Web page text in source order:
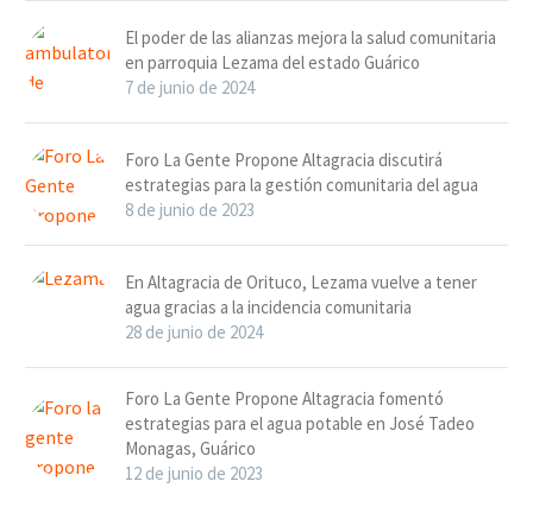
El poder de las alianzas mejora la salud comunitaria
en parroquia Lezama del estado Guárico
7 de junio de 2024
Foro La Gente Propone Altagracia discutirá
estrategias para la gestión comunitaria del agua
8 de junio de 2023
En Altagracia de Orituco, Lezama vuelve a tener
agua gracias a la incidencia comunitaria
28 de junio de 2024
Foro La Gente Propone Altagracia fomentó
estrategias para el agua potable en José Tadeo
Monagas, Guárico
12 de junio de 2023